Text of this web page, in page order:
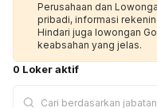
Perusahaan dan
pribadi, informasi
Hindari juga lowongan
keabsahan yang jelas.
0 Loker aktif